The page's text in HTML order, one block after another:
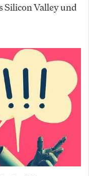
Silicon Valley und